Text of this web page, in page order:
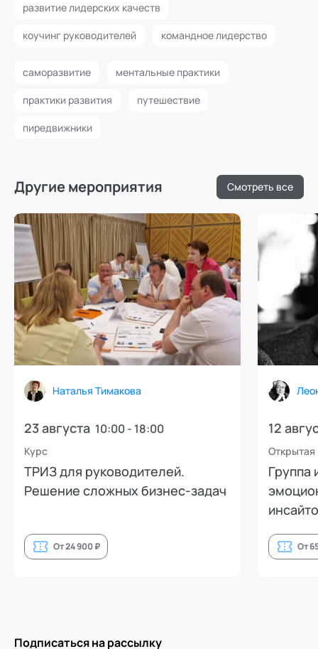
развитие лидерских качеств
коучинг руководителей командное лидерство
саморазвитие ментальные практики
практики развития путешествие
пиредвижники
Другие мероприятия Смотреть все
Наталья Тимакова
23 августа 10:00 - 18:00
Курс
ТРИЗ для руководителей.
Решение сложных бизнес-задач
От 24 900 ₽
12
Открытая
Группа
От
Подписаться на рассылку